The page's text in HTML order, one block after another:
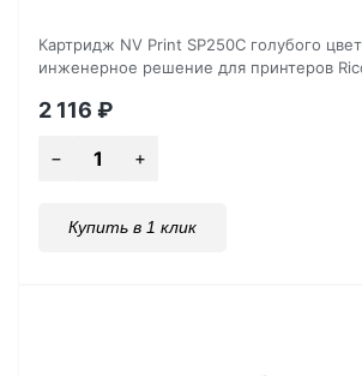
Картридж NV Print SP250C голубого
инженерное решение для принтеров
2 116 ₽
Купить в 1 клик